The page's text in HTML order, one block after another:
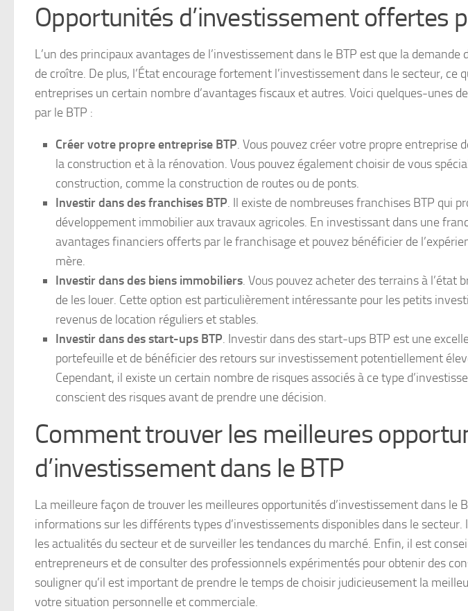
Opportunités d’investissement offertes
L’un des principaux avantages de l’investissement dans le BTP est que la
de croître. De plus, l’État encourage fortement l’investissement dans le secteur, ce
entreprises un certain nombre d’avantages fiscaux et autres. Voici quelques-unes
par le BTP :
Créer votre propre entreprise BTP. Vous pouvez créer votre propre entreprise
la construction et à la rénovation. Vous pouvez également choisir de vous
construction, comme la construction de routes ou de ponts.
Investir dans des franchises BTP. Il existe de nombreuses franchises BTP qui
développement immobilier aux travaux agricoles. En investissant dans une
avantages financiers offerts par le franchisage et pouvez bénéficier de
mère.
Investir dans des biens immobiliers. Vous pouvez acheter des terrains à
de les louer. Cette option est particulièrement intéressante pour les petits
revenus de location réguliers et stables.
Investir dans des start-ups BTP. Investir dans des start-ups BTP est une
portefeuille et de bénéficier des retours sur investissement potentiellement
Cependant, il existe un certain nombre de risques associés à ce type
conscient des risques avant de prendre une décision.
Comment trouver les meilleures
d’investissement dans le BTP
La meilleure façon de trouver les meilleures opportunités d’investissement dans le
informations sur les différents types d’investissements disponibles dans le
les actualités du secteur et de surveiller les tendances du marché. Enfin, il est
entrepreneurs et de consulter des professionnels expérimentés pour obtenir des
souligner qu’il est important de prendre le temps de choisir judicieusement la
votre situation personnelle et commerciale.